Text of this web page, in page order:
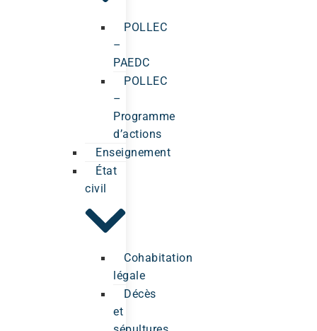
POLLEC
–
PAEDC
POLLEC
–
Programme
d’actions
Enseignement
État
civil
Cohabitation
légale
Décès
et